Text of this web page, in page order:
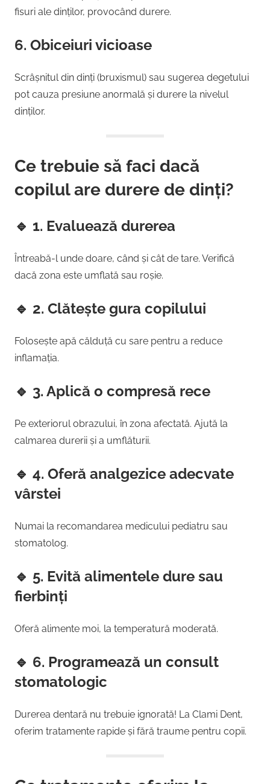
fisuri ale dinților, provocând durere.
6. Obiceiuri vicioase
Scrâșnitul din dinți (bruxismul) sau sugerea degetului
pot cauza presiune anormală și durere la nivelul
dinților.
Ce trebuie să faci dacă
copilul are durere de dinți?
🔹 1. Evaluează durerea
Întreabă-l unde doare, când și cât de tare. Verifică
dacă zona este umflată sau roșie.
🔹 2. Clătește gura copilului
Folosește apă călduță cu sare pentru a reduce
inflamația.
🔹 3. Aplică o compresă rece
Pe exteriorul obrazului, în zona afectată. Ajută la
calmarea durerii și a umflăturii.
🔹 4. Oferă analgezice adecvate
vârstei
Numai la recomandarea medicului pediatru sau
stomatolog.
🔹 5. Evită alimentele dure sau
fierbinți
Oferă alimente moi, la temperatură moderată.
🔹 6. Programează un consult
stomatologic
Durerea dentară nu trebuie ignorată! La Clami Dent,
oferim tratamente rapide și fără traume pentru copii.